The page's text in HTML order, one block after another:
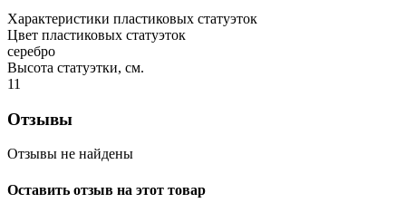
Характеристики пластиковых статуэток
Цвет пластиковых статуэток
серебро
Высота статуэтки, см.
11
Отзывы
Отзывы не найдены
Оставить отзыв на этот товар